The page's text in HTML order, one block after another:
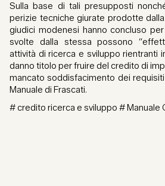
Sulla base di tali presupposti
perizie tecniche giurate prodotte
giudici modenesi hanno concluso
svolte dalla stessa possono
attività di ricerca e sviluppo rientranti
danno titolo per fruire del credito di
mancato soddisfacimento dei
Manuale di Frascati.
# credito ricerca e sviluppo # Manuale